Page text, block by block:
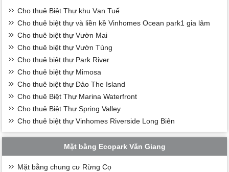
Cho thuê Biệt Thự khu Vạn Tuế
Cho thuê biệt thự và liền kề Vinhomes Ocean park1 gia lâm
Cho thuê biệt thự Vườn Mai
Cho thuê biệt thự Vườn Tùng
Cho thuê biệt thự Park River
Cho thuê biệt thự Mimosa
Cho thuê biệt thự Đảo The Island
Cho thuê Biệt Thự Marina Waterfront
Cho thuê Biệt Thự Spring Valley
Cho thuê biệt thự Vinhomes Riverside Long Biên
Mặt bằng Ecopark Văn Giang
Mặt bằng chung cư Rừng Cọ